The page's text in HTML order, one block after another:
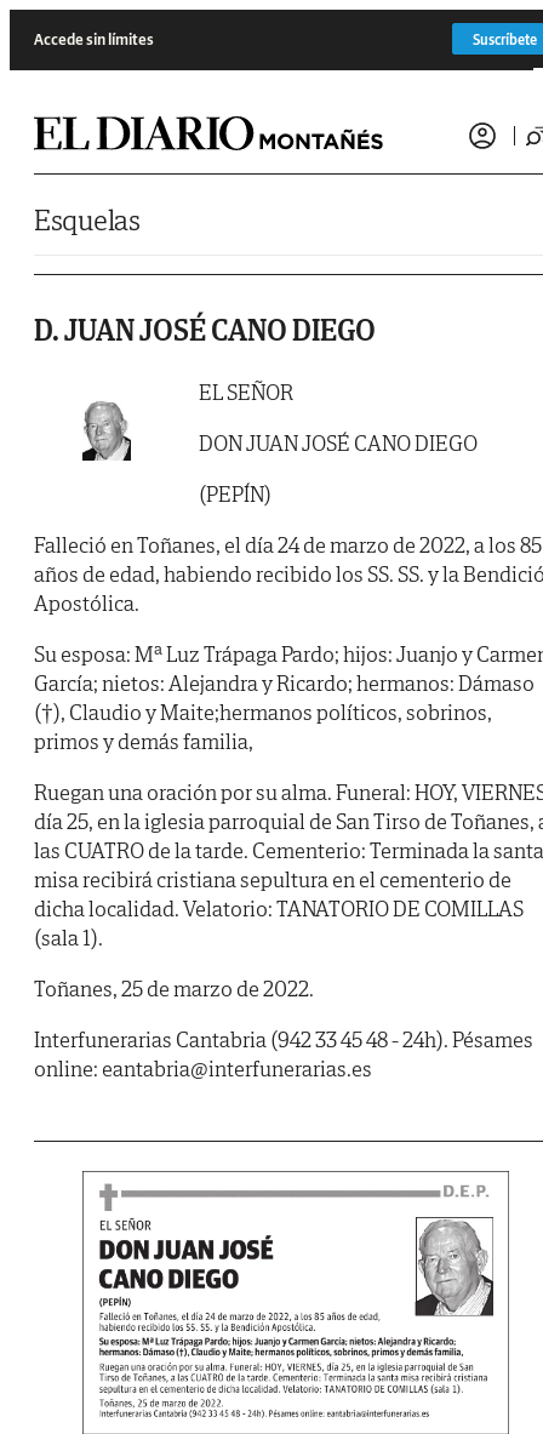
Accede sin límites Suscríbete
Esquelas
D. JUAN JOSÉ CANO DIEGO
EL SEÑOR
DON JUAN JOSÉ CANO DIEGO
(PEPÍN)
Falleció en Toñanes, el día 24 de marzo de 2022, a los 85
años de edad, habiendo recibido los SS. SS. y la
Apostólica.
Su esposa: Mª Luz Trápaga Pardo; hijos: Juanjo y
García; nietos: Alejandra y Ricardo; hermanos: Dámaso
(†), Claudio y Maite;hermanos políticos, sobrinos,
primos y demás familia,
Ruegan una oración por su alma. Funeral: HOY,
día 25, en la iglesia parroquial de San Tirso de Toñanes,
las CUATRO de la tarde. Cementerio: Terminada la santa
misa recibirá cristiana sepultura en el cementerio de
dicha localidad. Velatorio: TANATORIO DE COMILLAS
(sala 1).
Toñanes, 25 de marzo de 2022.
Interfunerarias Cantabria (942 33 45 48 - 24h). Pésames
online: eantabria@interfunerarias.es